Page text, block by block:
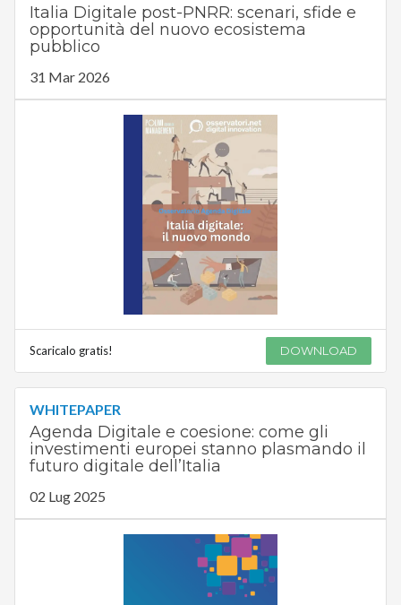
Italia Digitale post-PNRR: scenari, sfide e
opportunità del nuovo ecosistema
pubblico
31 Mar 2026
Scaricalo gratis! DOWNLOAD
WHITEPAPER
Agenda Digitale e coesione: come gli
investimenti europei stanno plasmando il
futuro digitale dell’Italia
02 Lug 2025